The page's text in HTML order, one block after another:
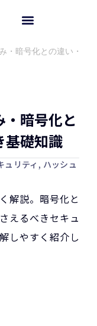
・暗号化との違い・
暗号化と
基礎知識
ュリティ , ハッシュ
解説。暗号化と
えるべきセキュ
しやすく紹介し